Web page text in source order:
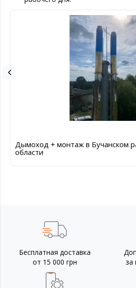
Дымоход + монтаж в Бучанском
области
Бесплатная доставка
от 15 000 грн
за